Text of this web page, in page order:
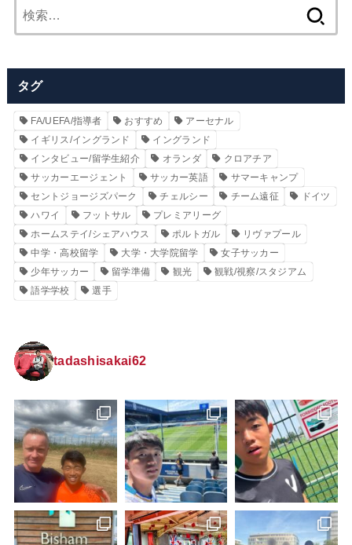
索:
タグ
FA/UEFA/指導者 おすすめ
アーセナル
イギリス/イングランド
イングランド
インタビュー/留学生紹介
オランダ
クロアチア
サッカーエージェント
サッカー英語
サマーキャンプ
セントジョージズパーク
チェルシー チーム遠征
ドイツ
ハワイ
フットサル
プレミアリーグ
ホームステイ/シェアハウス
ポルトガル
リヴァプール
中学・高校留学
大学・大学院留学
女子サッカー
少年サッカー
留学準備 観光
観戦/視察/スタジアム
語学学校
選手
tadashisakai62